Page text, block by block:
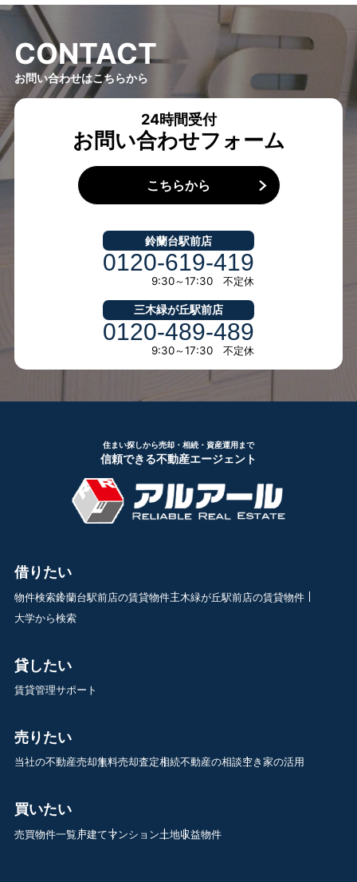
CONTACT
お問い合わせはこちらから
24時間受付
お問い合わせフォーム
こちらから
鈴蘭台駅前店
0120-619-419
9:30～17:30 不定休
三木緑が丘駅前店
0120-489-489
9:30～17:30 不定休
住まい探しから売却・相続・資産運用まで
信頼できる不動産エージェント
借りたい
物件検索鈴蘭台駅前店の賃貸物件三木緑が丘駅前店の賃貸物件
大学から検索
貸したい
賃貸管理サポート
売りたい
当社の不動産売却無料売却査定相続不動産の相談空き家の活用
買いたい
売買物件一覧戸建てマンション土地収益物件